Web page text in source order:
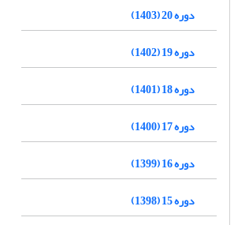
دوره 20 (1403)
دوره 19 (1402)
دوره 18 (1401)
دوره 17 (1400)
دوره 16 (1399)
دوره 15 (1398)